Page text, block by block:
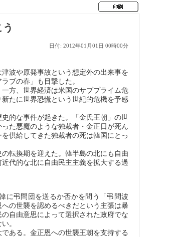
日付: 2012年01月01日 00時00分
波や原発事故という想定外の出来事を
ブの春」も目撃した。
方、世界経済は米国のサブプライム危
たに世界恐慌という世紀的危機を予感
的な事件が起きた。「金氏王朝」の世
た悪魔のような独裁者・金正日が死ん
供給してきた独裁者の死は韓国にとっ
転換期を迎えた。韓半島の北にも自由
代的な北に自由民主主義を拡大する過
に弔問団を送るか否かを問う「弔問波
の世襲を認めるべきだという主張は暴
自由意思によって選択された政府でな
。
ある。金正恩への世襲王朝を支持する